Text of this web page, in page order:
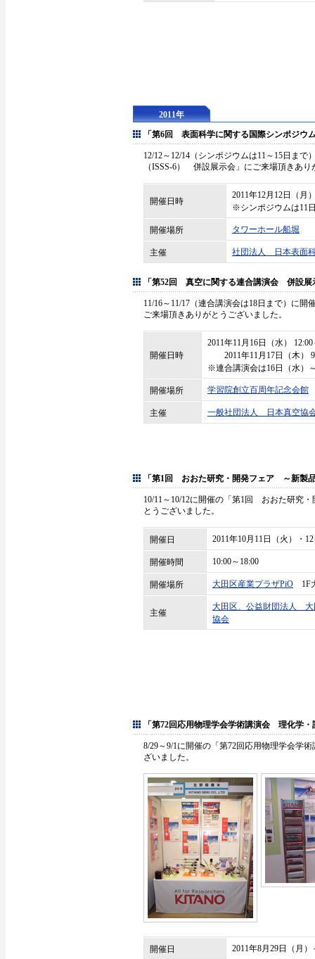
2011年
「第6回 表面科学に関する国際シンポジウ
12/12～12/14（シンポジウムは11～15日ま
（ISSS-6） 併設展示会」にご来場頂きあ
開催日時
2011年12月12日（月
※シンポジウムは11
開催場所 タワーホール船堀
主催 社団法人 日本表面
「第52回 真空に関する連合講演会 併設展
11/16～11/17（連合講演会は18日まで）に
ご来場頂きありがとうございました。
開催日時
2011年11月16日（水）
2011年11月17日（木）
※連合講演会は16日（水）
開催場所 学習院創立百周年記念会館
主催 一般社団法人 日本真空協
「第1回 おおた研究・開発フェア ～新製
10/11～10/12に開催の「第1回 おおた研究
とうございました。
開催日 2011年10月11日（火）・
開催時間 10:00～18:00
開催場所 大田区産業プラザPiO 1F
主催
大田区、公益財団法人 大
協会
「第72回応用物理学会学術講演会 理化学・
8/29～9/1に開催の「第72回応用物理学会学
ざいました。
開催日 2011年8月29日（月